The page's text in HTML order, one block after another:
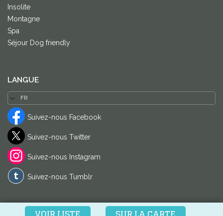
Insolite
Montagne
Spa
Séjour Dog friendly
LANGUE
Suivez-nous Facebook
Suivez-nous Twitter
Suivez-nous Instagram
Suivez-nous Tumblr